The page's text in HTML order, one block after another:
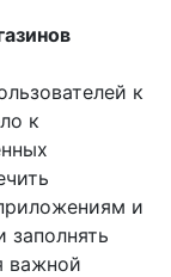
к
к
и
заполнять
важной